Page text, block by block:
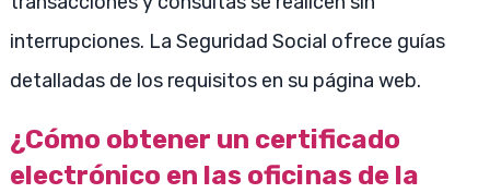
interrupciones. La Seguridad Social ofrece guías
detalladas de los requisitos en su página web.
¿Cómo obtener un certificado
electrónico en las oficinas de la